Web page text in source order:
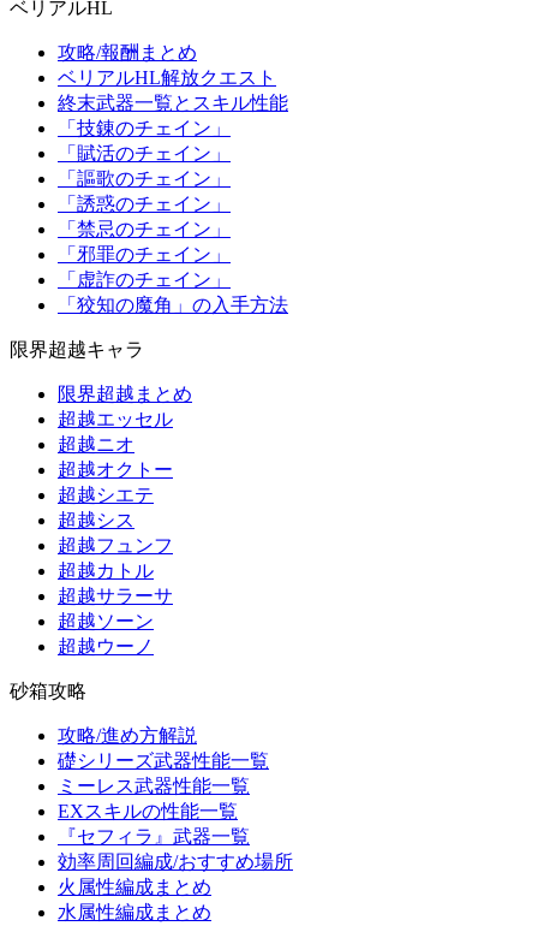
ベリアルHL
攻略/報酬まとめ
ベリアルHL解放クエスト
終末武器一覧とスキル性能
「技錬のチェイン」
「賦活のチェイン」
「謳歌のチェイン」
「誘惑のチェイン」
「禁忌のチェイン」
「邪罪のチェイン」
「虚詐のチェイン」
「狡知の魔角」の入手方法
限界超越キャラ
限界超越まとめ
超越エッセル
超越ニオ
超越オクトー
超越シエテ
超越シス
超越フュンフ
超越カトル
超越サラーサ
超越ソーン
超越ウーノ
砂箱攻略
攻略/進め方解説
礎シリーズ武器性能一覧
ミーレス武器性能一覧
EXスキルの性能一覧
『セフィラ』武器一覧
効率周回編成/おすすめ場所
火属性編成まとめ
水属性編成まとめ